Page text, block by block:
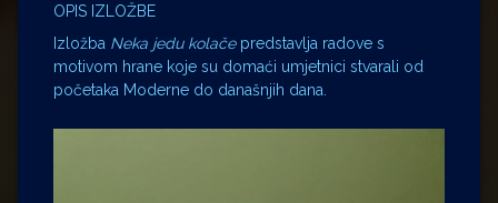
OPIS IZLOŽBE
Izložba Neka jedu kolačepredstavlja radove s
motivom hrane koje su domaći umjetnici stvarali od
početaka Moderne do današnjih dana.